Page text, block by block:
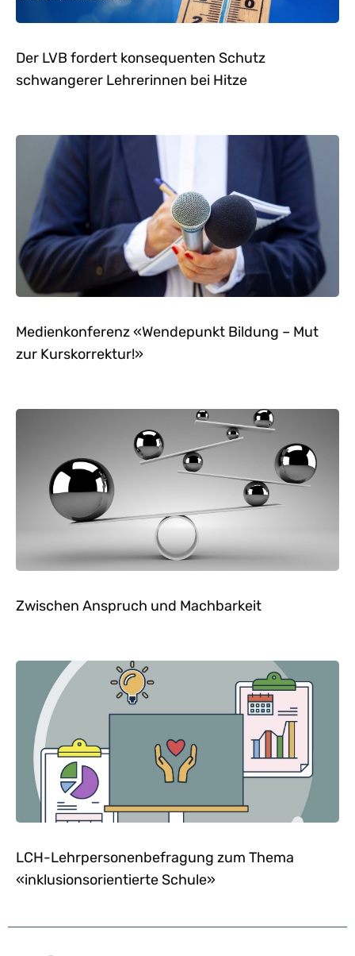
Der LVB fordert konsequenten Schutz
schwangerer Lehrerinnen bei Hitze
Medienkonferenz «Wendepunkt Bildung – Mut
zur Kurskorrektur!»
Zwischen Anspruch und Machbarkeit
LCH-Lehrpersonenbefragung zum Thema
«inklusionsorientierte Schule»